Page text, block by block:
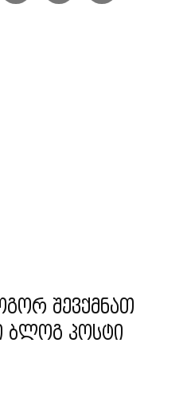
შევქმნათ
ბლოგ პოსტი